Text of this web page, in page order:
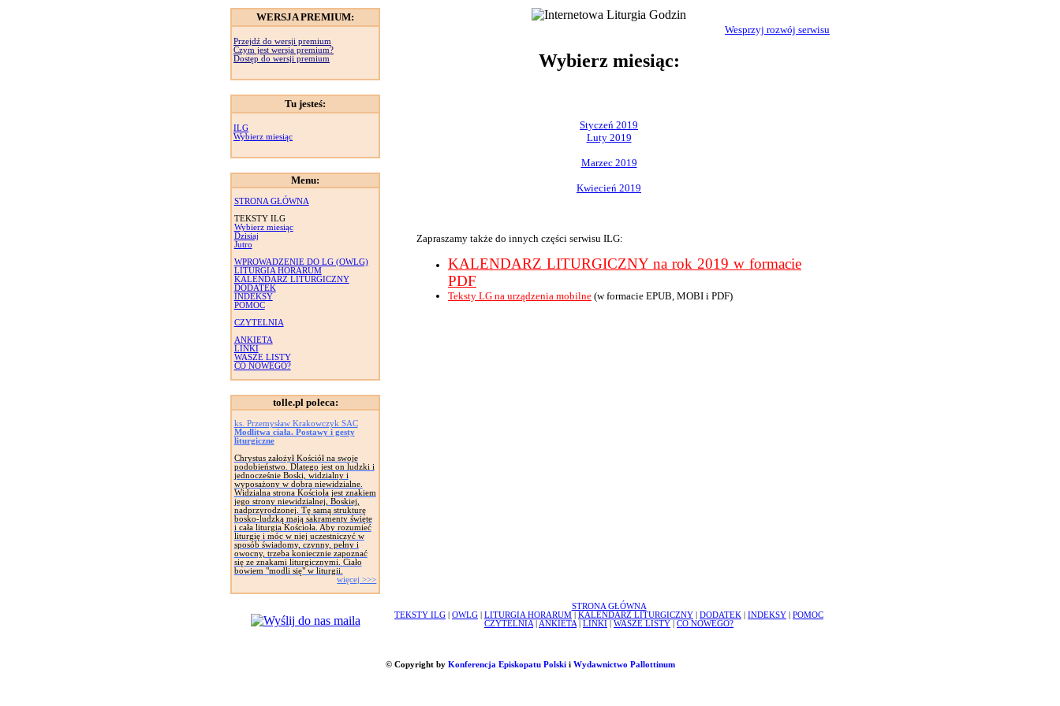
WERSJA PREMIUM:
Przejdź do wersji premium
Czym jest wersja premium?
Dostęp do wersji premium
Tu jesteś:
ILG
Wybierz miesiąc
Menu:
STRONA GŁÓWNA
TEKSTY ILG
Wybierz miesiąc
Dzisiaj
Jutro
WPROWADZENIE DO LG (OWLG)
LITURGIA HORARUM
KALENDARZ LITURGICZNY
DODATEK
INDEKSY
POMOC
CZYTELNIA
ANKIETA
LINKI
WASZE LISTY
CO NOWEGO?
tolle.pl poleca:
ks. Przemysław Krakowczyk SAC
Modlitwa ciała. Postawy i gesty
liturgiczne
Chrystus założył Kościół na swoje
podobieństwo. Dlatego jest on ludzki i
jednocześnie Boski, widzialny i
wyposażony w dobra niewidzialne.
Widzialna strona Kościoła jest znakiem
jego strony niewidzialnej, Boskiej,
nadprzyrodzonej. Tę samą strukturę
bosko-ludzką mają sakramenty święte
i cała liturgia Kościoła. Aby rozumieć
liturgię i móc w niej uczestniczyć w
sposób świadomy, czynny, pełny i
owocny, trzeba koniecznie zapoznać
się ze znakami liturgicznymi. Ciało
bowiem "modli się" w liturgii.
więcej >>>
Wesprzyj rozwój serwisu
Wybierz miesiąc:
Styczeń 2019
Luty 2019
Marzec 2019
Kwiecień 2019
Zapraszamy także do innych części serwisu ILG:
KALENDARZ LITURGICZNY na rok 2019 w formacie
PDF
Teksty LG na urządzenia mobilne (w formacie EPUB, MOBI i PDF)
STRONA GŁÓWNA
TEKSTY ILG
OWLG LITURGIA HORARUM KALENDARZ LITURGICZNY DODATEK INDEKSY
POMOC
CZYTELNIA
ANKIETA LINKI WASZE LISTY CO NOWEGO?
© Copyright by Konferencja Episkopatu Polskii Wydawnictwo Pallottinum